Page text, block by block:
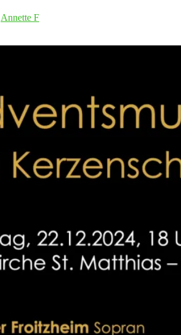
Annette F